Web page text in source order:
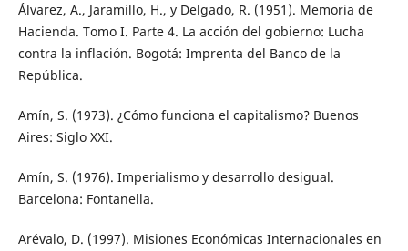
Álvarez, A., Jaramillo, H., y Delgado, R. (1951). Memoria de
Hacienda. Tomo I. Parte 4. La acción del gobierno: Lucha
contra la inflación. Bogotá: Imprenta del Banco de la
República.
Amín, S. (1973). ¿Cómo funciona el capitalismo? Buenos
Aires: Siglo XXI.
Amín, S. (1976). Imperialismo y desarrollo desigual.
Barcelona: Fontanella.
Arévalo, D. (1997). Misiones Económicas Internacionales en